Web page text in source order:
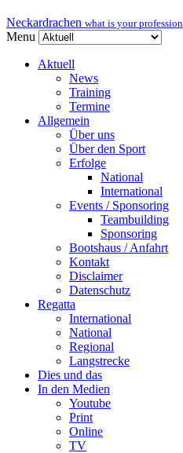
Neckardrachen what is your profession
Menu
Aktuell
News
Training
Termine
Allgemein
Über uns
Über den Sport
Erfolge
National
International
Events / Sponsoring
Teambuilding
Sponsoring
Bootshaus / Anfahrt
Kontakt
Disclaimer
Datenschutz
Regatta
International
National
Regional
Langstrecke
Dies und das
In den Medien
Youtube
Print
Online
TV